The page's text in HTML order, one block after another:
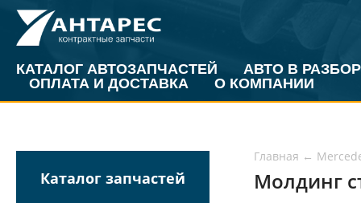
КАТАЛОГ АВТОЗАПЧАСТЕЙ
АВТО В РАЗБОР
ОПЛАТА И ДОСТАВКА
О КОМПАНИИ
Каталог запчастей
Главная ←
Молдинг